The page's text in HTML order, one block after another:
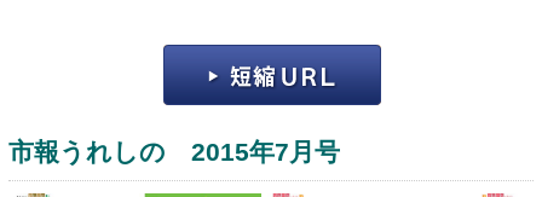
市報うれしの 2015年7月号